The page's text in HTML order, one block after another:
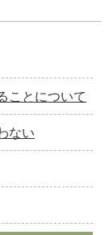
ことについて
ない